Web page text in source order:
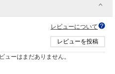
レビューについて
レビューを投稿
ューはまだありません。